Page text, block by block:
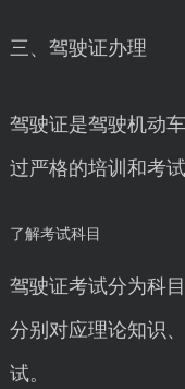
三、驾驶证办理
驾驶证是驾驶机动
过严格的培训和考试
了解考试科目
驾驶证考试分为科
分别对应理论知识
试。